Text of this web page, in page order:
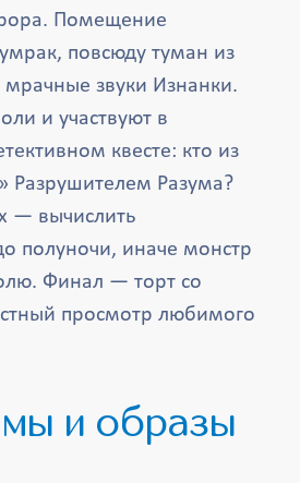
Помещение
повсюду туман из
звуки Изнанки.
и участвуют в
квесте: кто из
Разрушителем Разума?
— вычислить
полуночи, иначе монстр
Финал — торт со
просмотр любимого
и образы